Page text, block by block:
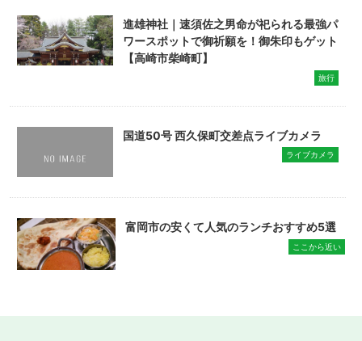
進雄神社｜速須佐之男命が祀られる最強パ
ワースポットで御祈願を！御朱印もゲット
【高崎市柴崎町】
旅行
国道50号 西久保町交差点ライブカメラ
ライブカメラ
富岡市の安くて人気のランチおすすめ5選
ここから近い